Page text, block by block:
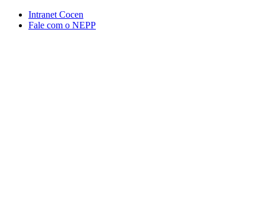
Conteúdo principal Menu principal
Intranet Cocen
Fale com o NEPP